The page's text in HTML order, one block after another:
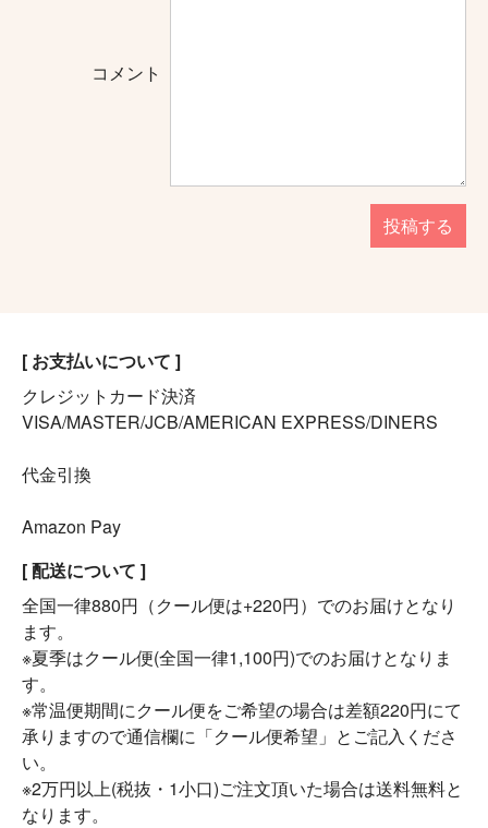
コメント
投稿する
[ お支払いについて ]
クレジットカード決済
VISA/MASTER/JCB/AMERICAN EXPRESS/DINERS
代金引換
Amazon Pay
[ 配送について ]
全国一律880円（クール便は+220円）でのお届けとなり
ます。
※夏季はクール便(全国一律1,100円)でのお届けとなりま
す。
※常温便期間にクール便をご希望の場合は差額220円にて
承りますので通信欄に「クール便希望」とご記入くださ
い。
※2万円以上(税抜・1小口)ご注文頂いた場合は送料無料と
なります。